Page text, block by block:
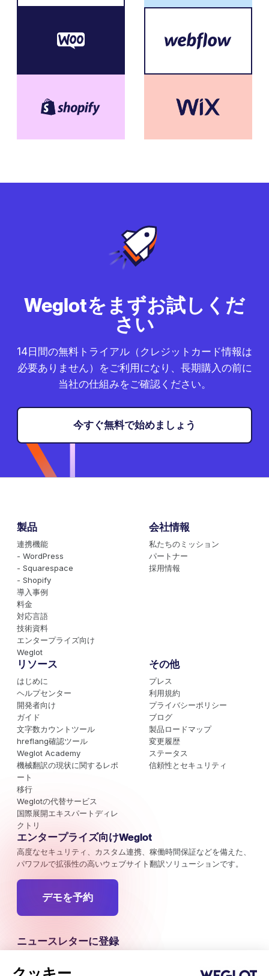
Weglotをまずお試しくだ
さい
14日間の無料トライアル（クレジットカード情報は
必要ありません）をご利用になり、長期購入の前に
当社の仕組みをご確認ください。
今すぐ無料で始めましょう
製品
連携機能
- WordPress
- Squarespace
- Shopify
導入事例
料金
対応言語
技術資料
エンタープライズ向け
Weglot
会社情報
私たちのミッション
パートナー
採用情報
リソース
はじめに
ヘルプセンター
開発者向け
ガイド
文字数カウントツール
hreflang確認ツール
Weglot Academy
機械翻訳の現状に関するレポ
ート
移行
Weglotの代替サービス
国際展開エキスパートディレ
クトリ
その他
プレス
利用規約
プライバシーポリシー
ブログ
製品ロードマップ
変更履歴
ステータス
信頼性とセキュリティ
エンタープライズ向けWeglot
高度なセキュリティ、カスタム連携、稼働時間保証などを備えた、
パワフルで拡張性の高いウェブサイト翻訳ソリューションです。
デモを予約
ニュースレターに登録
イトの最新情報をお届けします。